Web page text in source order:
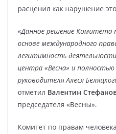
расценил как нарушение
«Данное решение Комитета
основе международного
легитимность
центра «Весна» и
руководителя Алеся
отметил Валентин
председателя «Весны».
Комитет по правам